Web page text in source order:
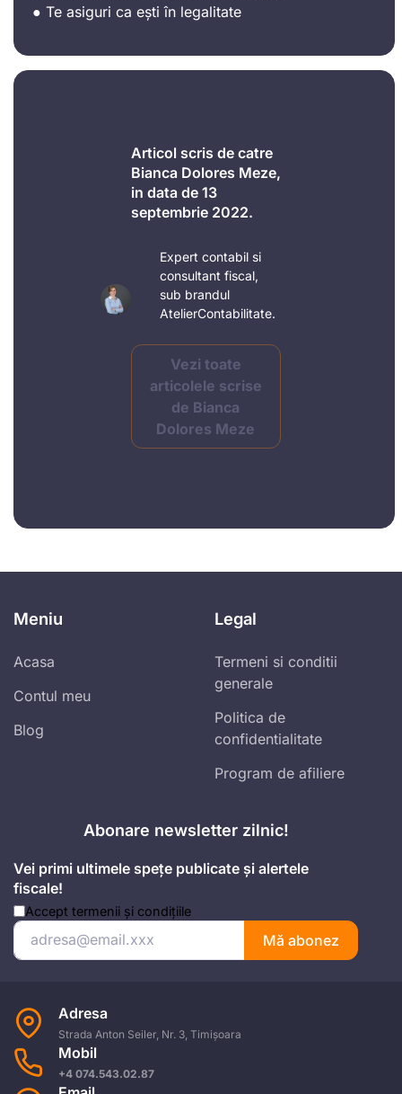
● Te asiguri ca ești în legalitate
Articol scris de catre
Bianca Dolores Meze,
in data de 13
septembrie 2022.
Expert contabil si
consultant fiscal,
sub brandul
AtelierContabilitate.
Vezi toate
articolele scrise
de Bianca
Dolores Meze
Meniu
Acasa
Contul meu
Blog
Legal
Termeni si conditii
generale
Politica de
confidentialitate
Program de afiliere
Abonare newsletter zilnic!
Vei primi ultimele spețe publicate și alertele
fiscale!
Accept termenii și condițiile
Mă abonez
Adresa
Strada Anton Seiler, Nr. 3, Timișoara
Mobil
+4 074.543.02.87